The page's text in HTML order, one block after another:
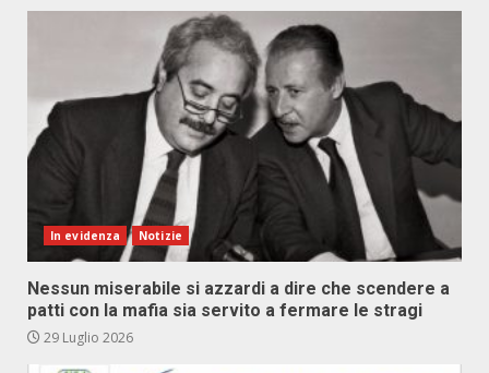
In evidenza Notizie
Nessun miserabile si azzardi a dire che scendere a
patti con la mafia sia servito a fermare le stragi
29 Luglio 2026